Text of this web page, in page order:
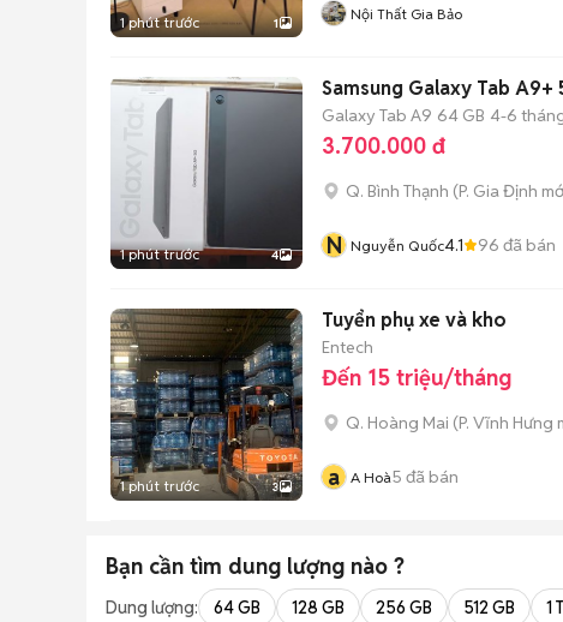
1 phút trước 1 Nội Thất Gia Bảo
1 phút trước 4
Samsung Galaxy Tab A9+
Galaxy Tab A9 64 GB 4-6
3.700.000 đ
Q. Bình Thạnh (P. Gia Định
N Nguyễn Quốc4.1 96 đã bán
1 phút trước 3
Tuyển phụ xe và kho
Entech
Đến 15 triệu/tháng
Q. Hoàng Mai (P. Vĩnh Hưng
a A Hoà5 đã bán
Bạn cần tìm dung lượng nào ?
Dung lượng: 64 GB 128 GB 256 GB 512 GB 1